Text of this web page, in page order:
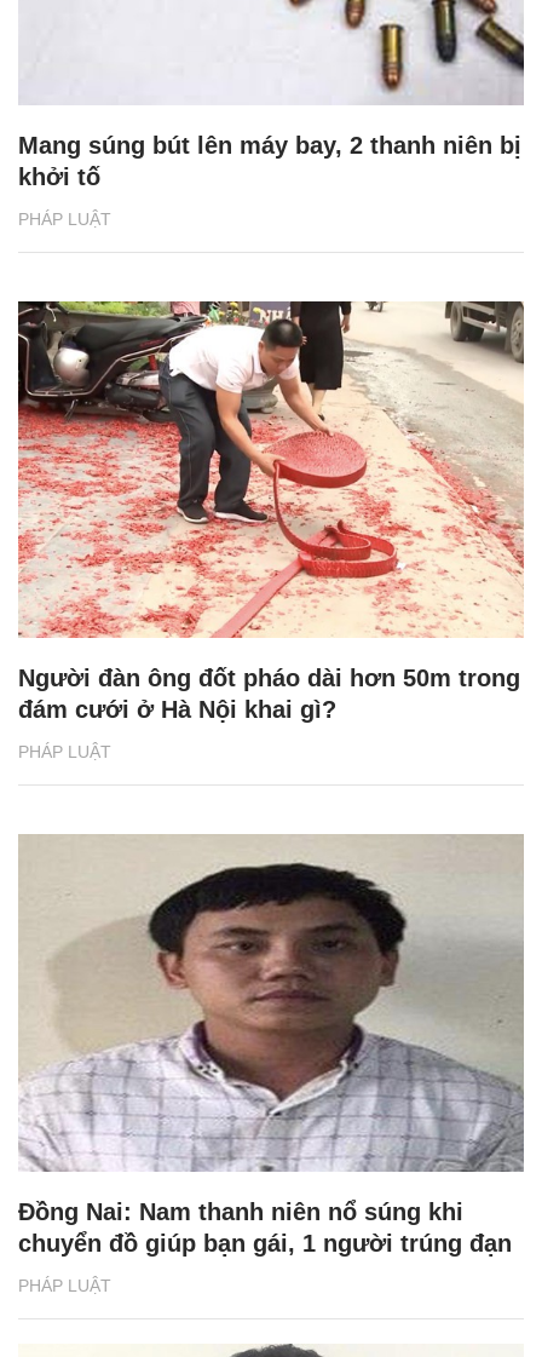
PHÁP LUẬT
Mang súng bút lên máy bay, 2 thanh niên bị
khởi tố
PHÁP LUẬT
Người đàn ông đốt pháo dài hơn 50m trong
đám cưới ở Hà Nội khai gì?
PHÁP LUẬT
Đồng Nai: Nam thanh niên nổ súng khi
chuyển đồ giúp bạn gái, 1 người trúng đạn